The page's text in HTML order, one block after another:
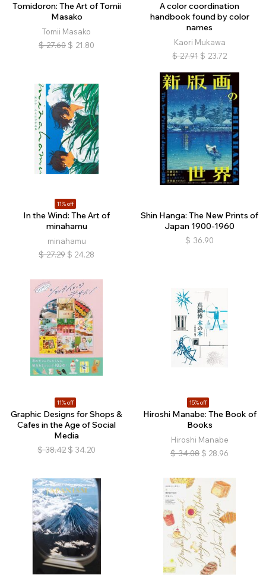
Tomidoron: The Art of Tomii
Masako
Tomii Masako
$ 27.60 $ 21.80
A color coordination
handbook found by color
names
Kaori Mukawa
$ 27.91 $ 23.72
11% off
In the Wind: The Art of
minahamu
minahamu
$ 27.29 $ 24.28
Shin Hanga: The New Prints of
Japan 1900-1960
$ 36.90
11% off
Graphic Designs for Shops &
Cafes in the Age of Social
Media
$ 38.42 $ 34.20
15% off
Hiroshi Manabe: The Book of
Books
Hiroshi Manabe
$ 34.08 $ 28.96